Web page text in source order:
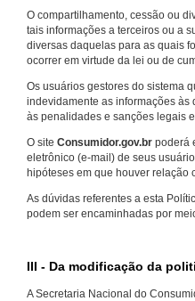
O compartilhamento, cessão ou
tais informações a terceiros ou a
diversas daquelas para as quais
ocorrer em virtude da lei ou de
Os usuários gestores do sistema
indevidamente as informações às
às penalidades e sanções legais
O site Consumidor.gov.br poderá
eletrônico (e-mail) de seus
hipóteses em que houver relação
As dúvidas referentes a esta
podem ser encaminhadas por
III - Da modificação da
A Secretaria Nacional do